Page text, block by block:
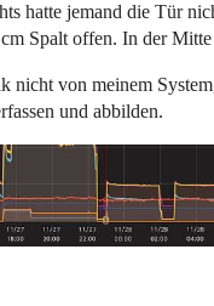
hatte jemand die Tür
Spalt offen. In der Mitte
nicht von meinem
und abbilden.